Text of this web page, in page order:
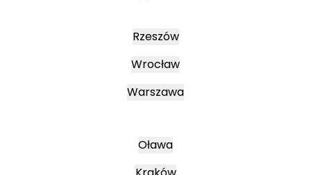
Rzeszów
Wrocław
Warszawa
Oława